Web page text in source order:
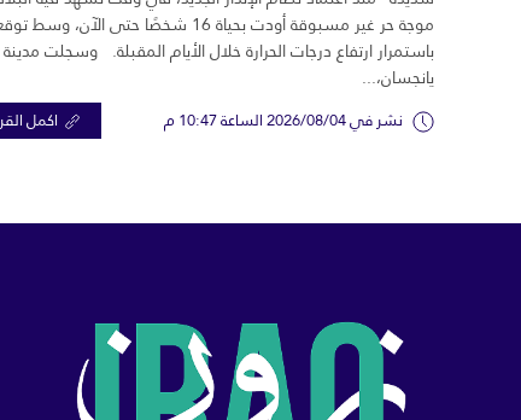
موجة حر غير مسبوقة أودت بحياة 16 شخصًا حتى الآن،
باستمرار ارتفاع درجات الحرارة خلال الأيام المقبلة. وسجلت مدينة
يانجسان،...
نشر في 2026/08/04 الساعة 10:47 م اكمل